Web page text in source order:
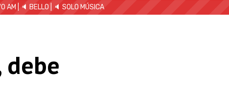
AM | 🔈 BELLO 🔈 SOLO MÚSICA
debe